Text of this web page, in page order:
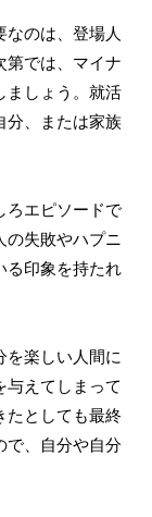
なのは、登場人
第では、マイナ
ましょう。就活
分、または家族
ろエピソードで
の失敗やハプニ
る印象を持たれ
を楽しい人間に
与えてしまって
たとしても最終
で、自分や自分